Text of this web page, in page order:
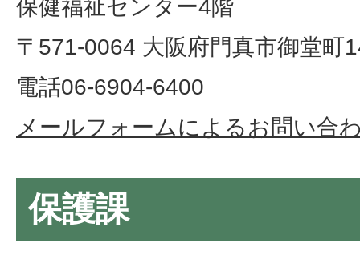
保健福祉センター4階
〒571-0064 大阪府門真市御堂町
電話06-6904-6400
メールフォームによるお問い合
保護課